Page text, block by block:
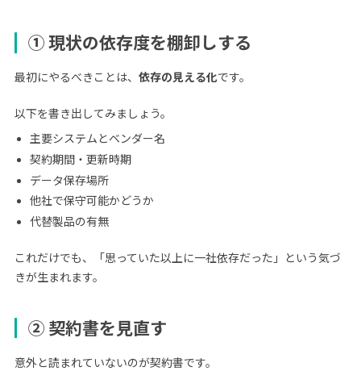
① 現状の依存度を棚卸しする
最初にやるべきことは、 依存の見える化です。
以下を書き出してみましょう。
主要システムとベンダー名
契約期間・更新時期
データ保存場所
他社で保守可能かどうか
代替製品の有無
これだけでも、「思っていた以上に一社依存だった」という気づ
きが生まれます。
② 契約書を見直す
意外と読まれていないのが契約書です。